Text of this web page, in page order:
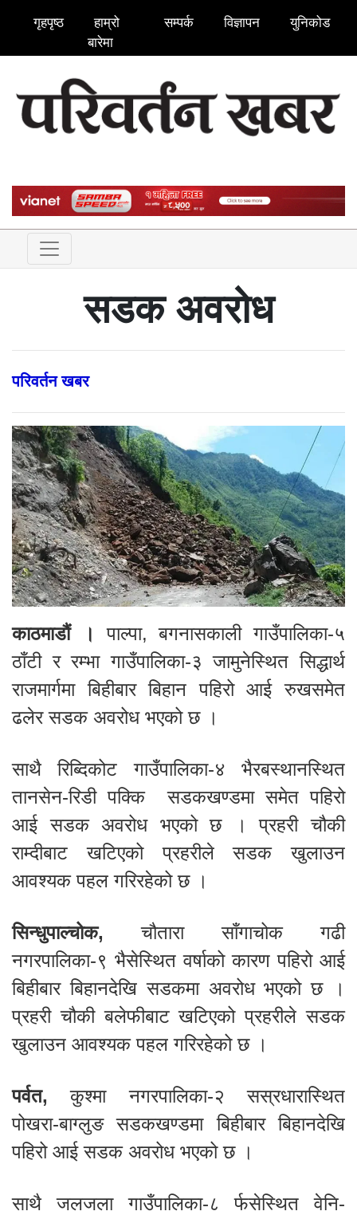
गृहपृष्ठ
हाम्रो
बारेमा
सम्पर्क विज्ञापन युनिकोड
सडक अवरोध
परिवर्तन खबर
काठमाडौं ।
पाल्पा, बगनासकाली गाउँपालिका-५
ठाँटी र रम्भा गाउँपालिका-३ जामुनेस्थित सिद्धार्थ
राजमार्गमा बिहीबार बिहान पहिरो आई रुखसमेत
ढलेर सडक अवरोध भएको छ ।
साथै रिब्दिकोट गाउँपालिका-४ भैरबस्थानस्थित
तानसेन-रिडी पक्कि सडकखण्डमा समेत पहिरो
आई सडक अवरोध भएको छ । प्रहरी चौकी
राम्दीबाट खटिएको प्रहरीले सडक खुलाउन
आवश्यक पहल गरिरहेको छ ।
सिन्धुपाल्चोक, चौतारा साँगाचोक गढी
नगरपालिका-९ भैसेस्थित वर्षाको कारण पहिरो आई
बिहीबार बिहानदेखि सडकमा अवरोध भएको छ ।
प्रहरी चौकी बलेफीबाट खटिएको प्रहरीले सडक
खुलाउन आवश्यक पहल गरिरहेको छ ।
पर्वत, कुश्मा नगरपालिका-२ सस्रधारास्थित
पोखरा-बाग्लुङ सडकखण्डमा बिहीबार बिहानदेखि
पहिरो आई सडक अवरोध भएको छ ।
साथै जलजला गाउँपालिका-८ र्फसेस्थित वेनि-